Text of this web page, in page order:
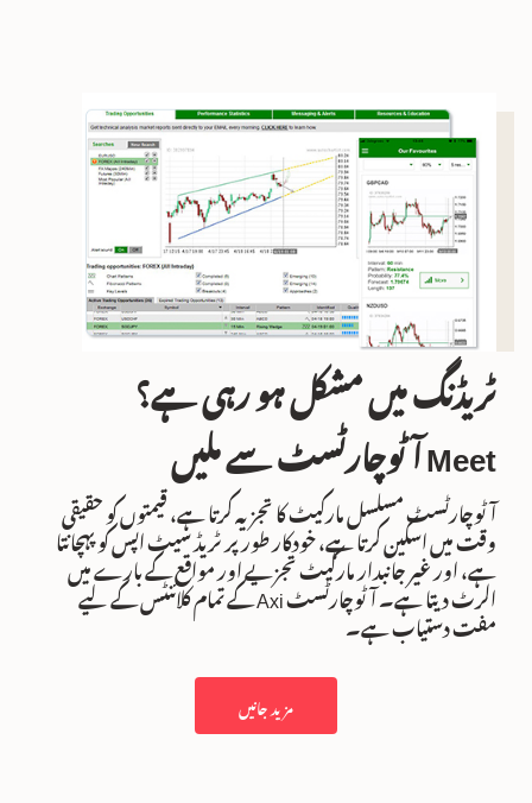
ٹریڈنگ میں مشکل ہو رہی ہے؟
Meet آٹوچارٹسٹ سے ملیں
آٹوچارٹسٹ مسلسل مارکیٹ کا تجزیہ کرتا ہے، قیمتوں کو حقیقی
وقت میں اسکین کرتا ہے، خودکار طور پر ٹریڈ سیٹ اپس کو پہچانتا
ہے، اور غیر جانبدار مارکیٹ تجزیے اور مواقع کے بارے میں
الرٹ دیتا ہے۔ آٹوچارٹسٹ Axi کے تمام کلائنٹس کے لیے
مفت دستیاب ہے۔
مزید جانیں